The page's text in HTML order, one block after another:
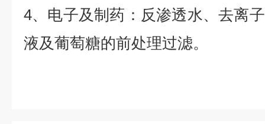
4、电子及制药：反渗透水、去离
液及葡萄糖的前处理过滤。